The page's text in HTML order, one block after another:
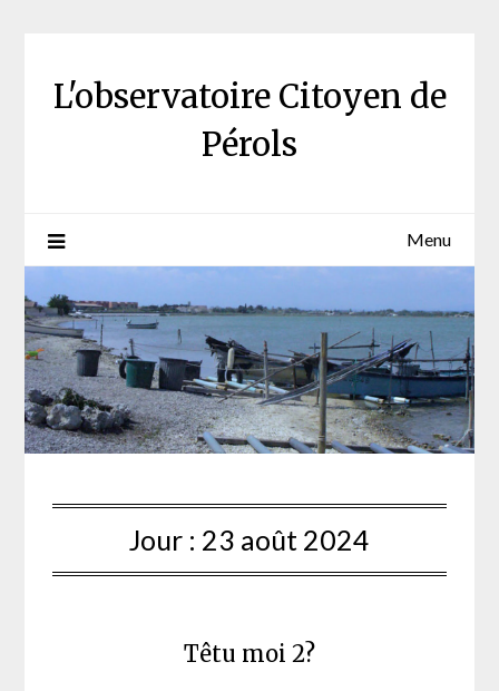
L'observatoire Citoyen de
Pérols
Menu
Jour : 23 août 2024
Têtu moi 2?